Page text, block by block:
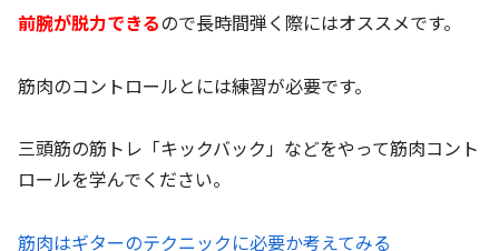
前腕が脱力できるので長時間弾く際にはオススメです。
筋肉のコントロールとには練習が必要です。
三頭筋の筋トレ「キックバック」などをやって筋肉コント
ロールを学んでください。
筋肉はギターのテクニックに必要か考えてみる